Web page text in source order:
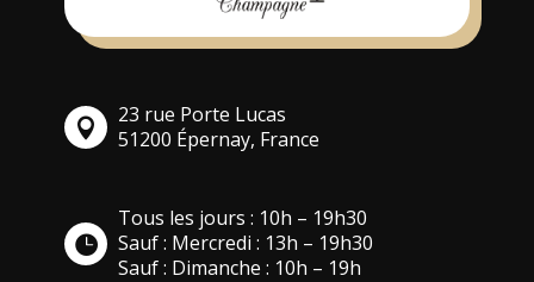
23 rue Porte Lucas
51200 Épernay, France
Tous les jours : 10h – 19h30
Sauf : Mercredi : 13h – 19h30
Sauf : Dimanche : 10h – 19h